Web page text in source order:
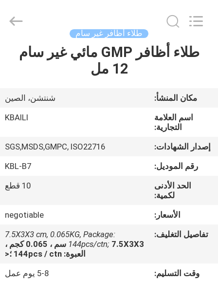
الصفحة
منتجات
معلومات
عنا
جولة
المعمل
مراقبة
Limited.
طلاء أظافر غير سام
طلاء أظافر GMP مائي غير سام
12 مل
مكان المنشأ:
شنتشن، الصين
اسم العلامة
التجارية:
KBAILI
إصدار الشهادات:
SGS,MSDS,GMPC, ISO22716
رقم الموديل:
KBL-B7
الحد الأدنى
لكمية:
10 قطع
الأسعار:
negotiable
تفاصيل التغليف:
7.5X3X3 cm, 0.065KG, Package:
144pcs/ctn;
7.5X3X3 سم ، 0.065 كجم ،
العبوة: 144pcs / ctn ؛<
وقت التسليم:
5-8 يوم عمل